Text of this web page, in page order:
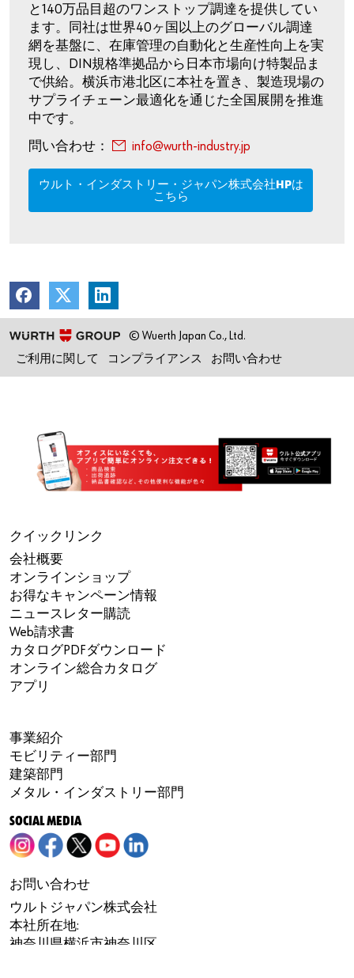
と140万品目超のワンストップ調達を提供してい
ます。同社は世界40ヶ国以上のグローバル調達
網を基盤に、在庫管理の自動化と生産性向上を実
現し、DIN規格準拠品から日本市場向け特製品ま
で供給。横浜市港北区に本社を置き、製造現場の
サプライチェーン最適化を通じた全国展開を推進
中です。
問い合わせ： info@wurth-industry.jp
ウルト・インダストリー・ジャパン株式会社HPは
こちら
© Wuerth Japan Co., Ltd.
ご利用に関して
コンプライアンス お問い合わせ
クイックリンク
会社概要
オンラインショップ
お得なキャンペーン情報
ニュースレター購読
Web請求書
カタログPDFダウンロード
オンライン総合カタログ
アプリ
事業紹介
モビリティー部門
建築部門
メタル・インダストリー部門
SOCIAL MEDIA
お問い合わせ
ウルトジャパン株式会社
本社所在地:
神奈川県横浜市神奈川区